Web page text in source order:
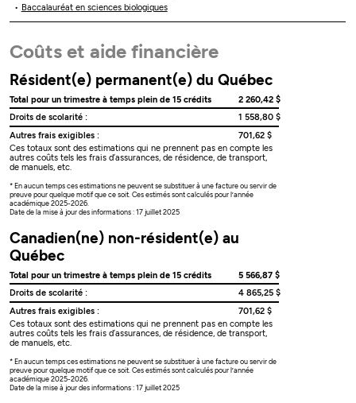
Baccalauréat en sciences biologiques
Coûts et aide financière
Résident(e) permanent(e) du Québec
Total pour un trimestre à temps plein de 15 crédits
2 260,42 $
Droits de scolarité :
1 558,80 $
Autres frais exigibles :
701,62 $
Ces totaux sont des estimations qui ne prennent pas en compte les
autres coûts tels les frais d’assurances, de résidence, de transport,
de manuels, etc.
* En aucun temps ces estimations ne peuvent se substituer à une facture ou servir de
preuve pour quelque motif que ce soit. Ces estimés sont calculés pour l’année
académique 2025-2026.
Date de la mise à jour des informations : 17 juillet 2025
Canadien(ne) non-résident(e) au
Québec
Total pour un trimestre à temps plein de 15 crédits
5 566,87 $
Droits de scolarité :
4 865,25 $
Autres frais exigibles :
701,62 $
Ces totaux sont des estimations qui ne prennent pas en compte les
autres coûts tels les frais d’assurances, de résidence, de transport,
de manuels, etc.
* En aucun temps ces estimations ne peuvent se substituer à une facture ou servir de
preuve pour quelque motif que ce soit. Ces estimés sont calculés pour l’année
académique 2025-2026.
Date de la mise à jour des informations : 17 juillet 2025